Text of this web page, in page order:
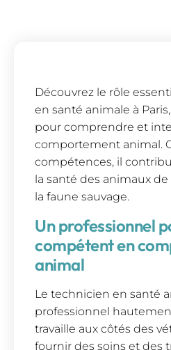
Découvrez le rôle
en santé animale à
pour comprendre et
comportement animal.
compétences, il
la santé des animaux
la faune sauvage.
Un professionnel
compétent en
animal
Le technicien en santé
professionnel
travaille aux côtés des
fournir des soins et des